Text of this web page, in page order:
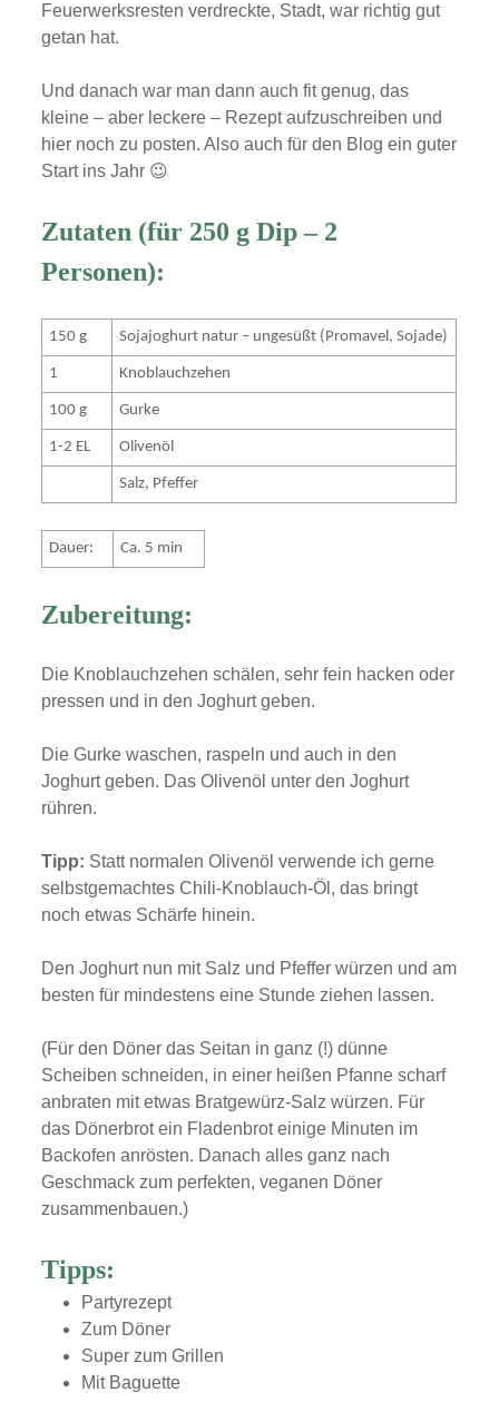
Feuerwerksresten verdreckte, Stadt, war richtig gut
getan hat.
Und danach war man dann auch fit genug, das
kleine – aber leckere – Rezept aufzuschreiben und
hier noch zu posten. Also auch für den Blog ein guter
Start ins Jahr 😉
Zutaten (für 250 g Dip – 2
Personen):
150 g Sojajoghurt natur – ungesüßt (Promavel, Sojade)
1 Knoblauchzehen
100 g Gurke
1-2 EL Olivenöl
Salz, Pfeffer
Dauer: Ca. 5 min
Zubereitung:
Die Knoblauchzehen schälen, sehr fein hacken oder
pressen und in den Joghurt geben.
Die Gurke waschen, raspeln und auch in den
Joghurt geben. Das Olivenöl unter den Joghurt
rühren.
Tipp: Statt normalen Olivenöl verwende ich gerne
selbstgemachtes Chili-Knoblauch-Öl, das bringt
noch etwas Schärfe hinein.
Den Joghurt nun mit Salz und Pfeffer würzen und am
besten für mindestens eine Stunde ziehen lassen.
(Für den Döner das Seitan in ganz (!) dünne
Scheiben schneiden, in einer heißen Pfanne scharf
anbraten mit etwas Bratgewürz-Salz würzen. Für
das Dönerbrot ein Fladenbrot einige Minuten im
Backofen anrösten. Danach alles ganz nach
Geschmack zum perfekten, veganen Döner
zusammenbauen.)
Tipps:
Partyrezept
Zum Döner
Super zum Grillen
Mit Baguette